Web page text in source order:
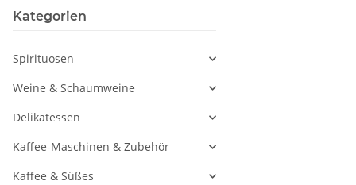
Kategorien
Spirituosen
Weine & Schaumweine
Delikatessen
Kaffee-Maschinen & Zubehör
Kaffee & Süßes